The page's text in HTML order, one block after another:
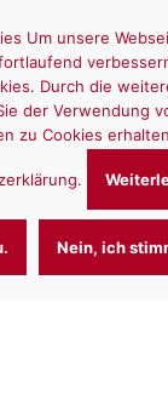
Um unsere
Durch die
der Verwendung
zu Cookies
Nein, ich